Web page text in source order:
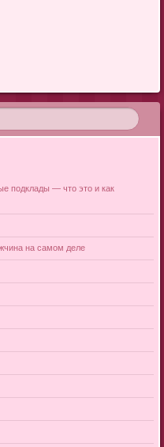
подклады — что это и как
на самом деле